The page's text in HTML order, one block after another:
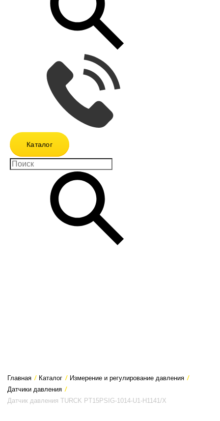
Каталог
Главная / Каталог / Измерение и регулирование давления /
Датчики давления /
Датчик давления TURCK PT15PSIG-1014-U1-H1141/X